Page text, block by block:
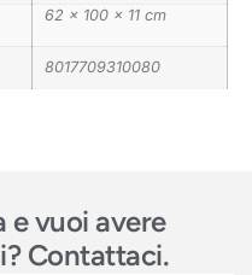
62 × 100 × 11 cm
8017709310080
e vuoi avere
Contattaci.